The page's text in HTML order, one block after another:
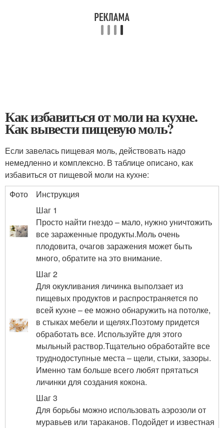
Как избавиться от моли на кухне.
Как вывести пищевую моль?
Если завелась пищевая моль, действовать надо
немедленно и комплексно. В таблице описано, как
избавиться от пищевой моли на кухне:
Фото
Инструкция
Шаг 1
Просто найти гнездо – мало, нужно уничтожить
все зараженные продукты.Моль очень
плодовита, очагов заражения может быть
много, обратите на это внимание.
Шаг 2
Для окукливания личинка выползает из
пищевых продуктов и распространяется по
всей кухне – ее можно обнаружить на потолке,
в стыках мебели и щелях.Поэтому придется
обработать все. Используйте для этого
мыльный раствор.Тщательно обработайте все
труднодоступные места – щели, стыки, зазоры.
Именно там больше всего любят прятаться
личинки для создания кокона.
Шаг 3
Для борьбы можно использовать аэрозоли от
муравьев или тараканов. Подойдет и известная